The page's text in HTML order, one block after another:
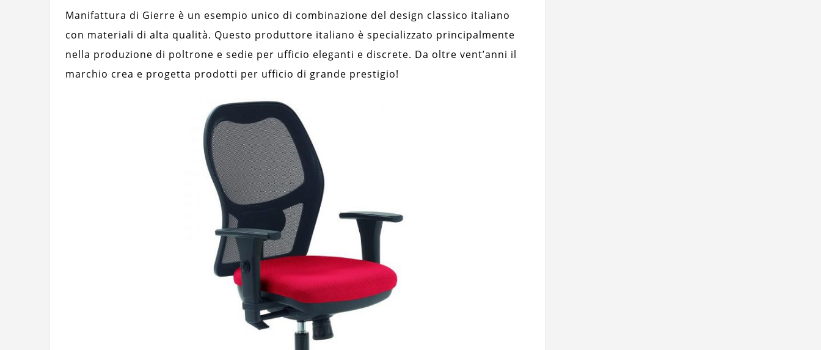
Manifattura di Gierre è un esempio unico di combinazione del design classico italiano
con materiali di alta qualità. Questo produttore italiano è specializzato principalmente
nella produzione di poltrone e sedie per ufficio eleganti e discrete. Da oltre vent’anni il
marchio crea e progetta prodotti per ufficio di grande prestigio!